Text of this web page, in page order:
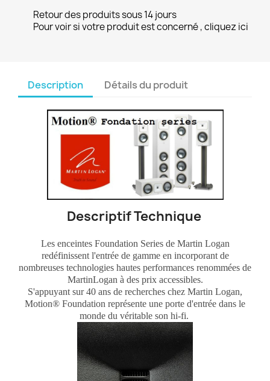
Retour des produits sous 14 jours
Pour voir si votre produit est concerné , cliquez ici
Description Détails du produit
Descriptif Technique
Les enceintes Foundation Series de Martin Logan
redéfinissent l'entrée de gamme en incorporant de
nombreuses technologies hautes performances renommées de
MartinLogan à des prix accessibles.
S'appuyant sur 40 ans de recherches chez Martin Logan,
Motion® Foundation représente une porte d'entrée dans le
monde du véritable son hi-fi.